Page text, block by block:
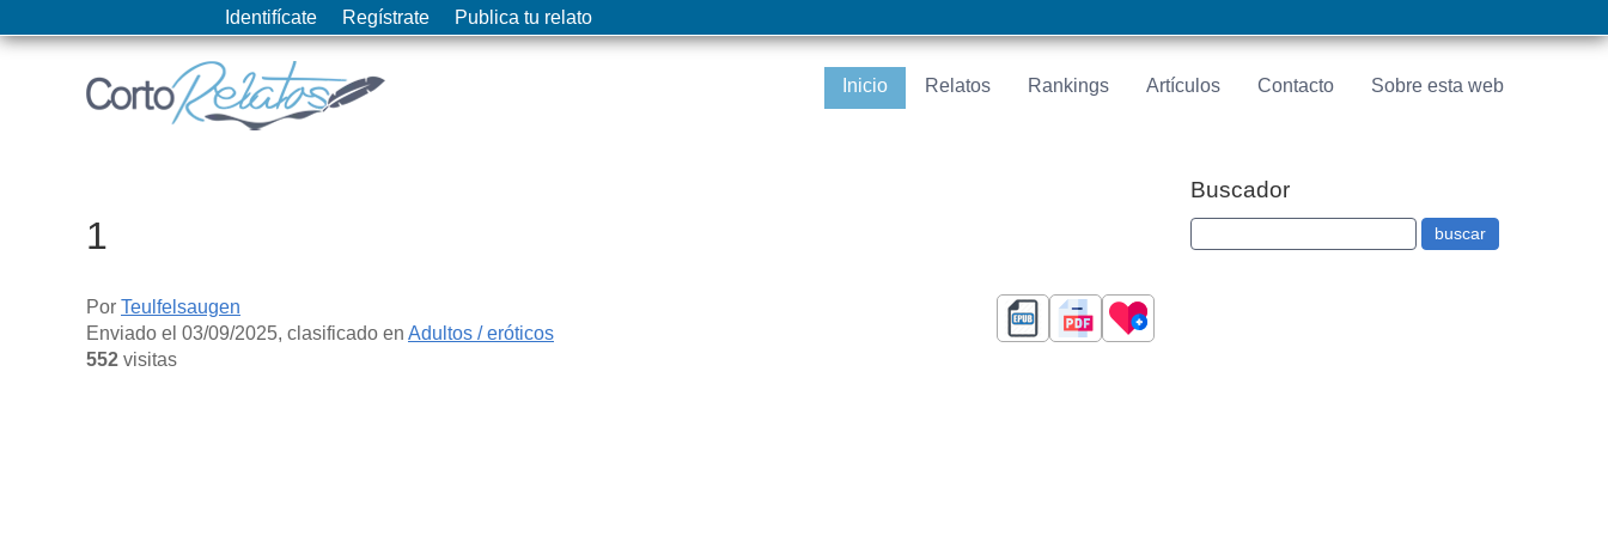
Identifícate Regístrate Publica tu relato
Inicio Relatos Rankings Artículos Contacto Sobre esta web
1
Por Teulfelsaugen
Enviado el 03/09/2025, clasificado en Adultos / eróticos
552 visitas
Buscador